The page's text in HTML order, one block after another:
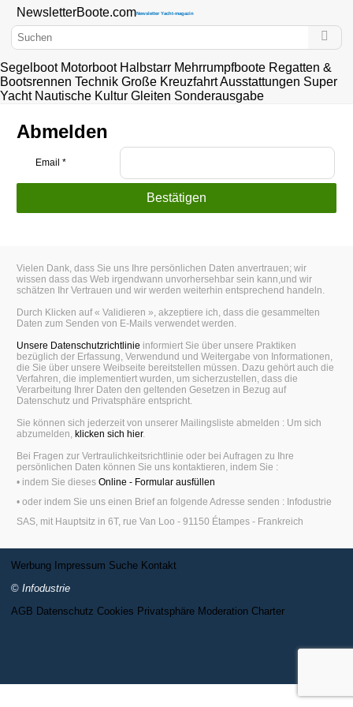
NewsletterBoote.comNewsletter Yacht-magazin
Segelboot Motorboot Halbstarr Mehrrumpfboote Regatten &
Bootsrennen Technik Große KreuzfahrtAusstattungen Super
Yacht Nautische Kultur Gleiten Sonderausgabe
Abmelden
Email *
Vielen Dank, dass Sie uns Ihre persönlichen Daten anvertrauen; wir
wissen dass das Web irgendwann unvorhersehbar sein kann,und wir
schätzen Ihr Vertrauen und wir werden weiterhin entsprechend handeln.
Durch Klicken auf « Validieren », akzeptiere ich, dass die gesammelten
Daten zum Senden von E-Mails verwendet werden.
Unsere Datenschutzrichtlinie informiert Sie über unsere Praktiken
bezüglich der Erfassung, Verwendund und Weitergabe von Informationen,
die Sie über unsere Weibseite bereitstellen müssen. Dazu gehört auch die
Verfahren, die implementiert wurden, um sicherzustellen, dass die
Verarbeitung Ihrer Daten den geltenden Gesetzen in Bezug auf
Datenschutz und Privatsphäre entspricht.
Sie können sich jederzeit von unserer Mailingsliste abmelden : Um sich
abzumelden, klicken sich hier.
Bei Fragen zur Vertraulichkeitsrichtlinie oder bei Aufragen zu Ihre
persönlichen Daten können Sie uns kontaktieren, indem Sie :
• indem Sie dieses Online - Formular ausfüllen
• oder indem Sie uns einen Brief an folgende Adresse senden : Infodustrie
SAS, mit Hauptsitz in 6T, rue Van Loo - 91150 Étampes - Frankreich
Werbung Impressum Suche Kontakt
© Infodustrie
AGB Datenschutz Cookies Privatsphäre Moderation Charter